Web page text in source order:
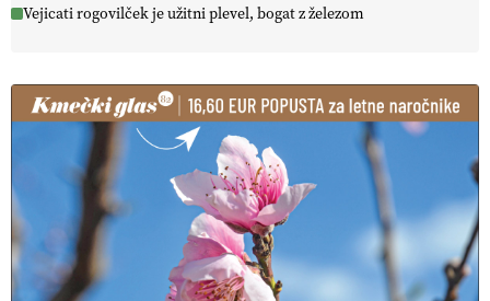
Vejicati rogovilček je užitni plevel, bogat z železom